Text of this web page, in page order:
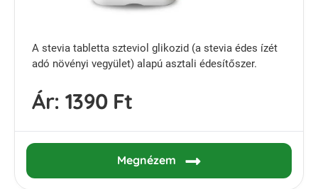
A stevia tabletta szteviol glikozid (a stevia édes ízét
adó növényi vegyület) alapú asztali édesítőszer.
Ár: 1390 Ft
Megnézem